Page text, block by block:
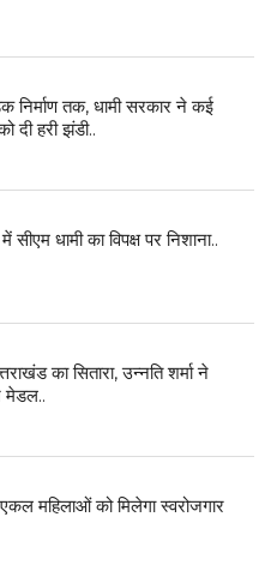
निर्माण तक, धामी सरकार ने कई
दी हरी झंडी..
सीएम धामी का विपक्ष पर निशाना..
का सितारा, उन्नति शर्मा ने
मेडल..
महिलाओं को मिलेगा स्वरोजगार